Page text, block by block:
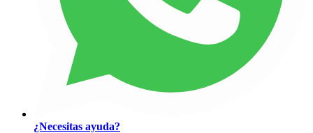
¿Necesitas ayuda?